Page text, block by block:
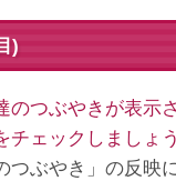
)
のつぶやきが表示
ェックしましょう
ぶやき」の反映